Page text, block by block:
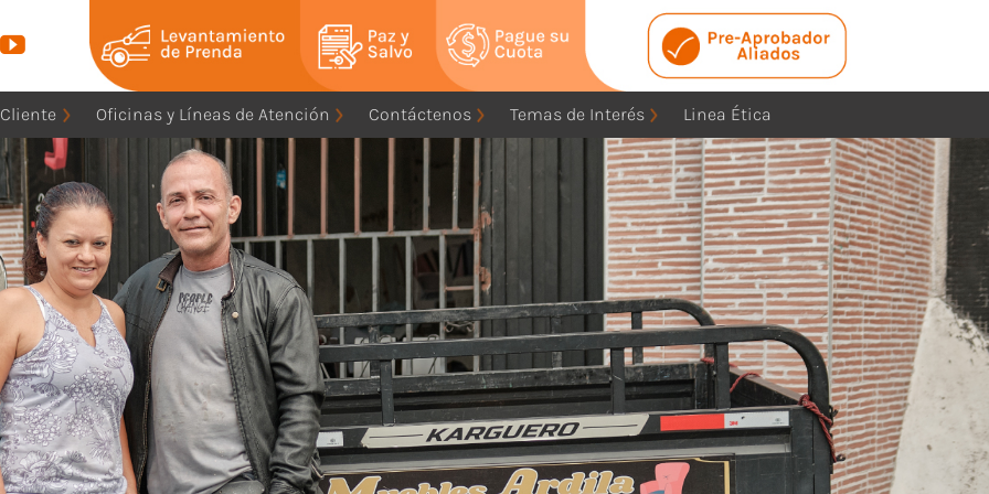
Oficinas y Líneas de Atención Contáctenos Temas de Interés Linea Ética